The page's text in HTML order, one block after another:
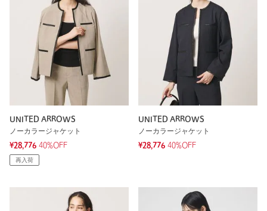
UNITED ARROWS
ノーカラージャケット
¥28,776 40%OFF
再入荷
UNITED ARROWS
ノーカラージャケット
¥28,776 40%OFF